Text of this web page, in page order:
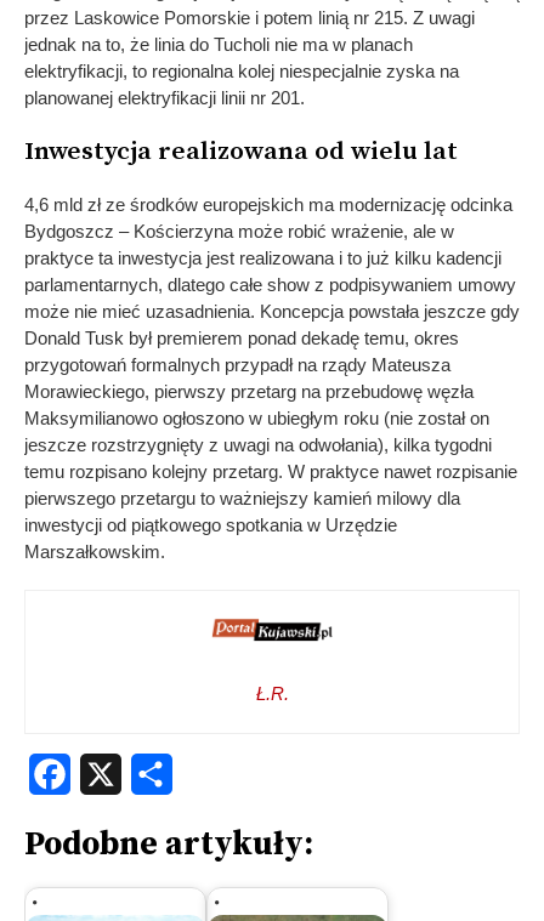
przez Laskowice Pomorskie i potem linią nr 215. Z uwagi
jednak na to, że linia do Tucholi nie ma w planach
elektryfikacji, to regionalna kolej niespecjalnie zyska na
planowanej elektryfikacji linii nr 201.
Inwestycja realizowana od wielu lat
4,6 mld zł ze środków europejskich ma modernizację odcinka
Bydgoszcz – Kościerzyna może robić wrażenie, ale w
praktyce ta inwestycja jest realizowana i to już kilku kadencji
parlamentarnych, dlatego całe show z podpisywaniem umowy
może nie mieć uzasadnienia. Koncepcja powstała jeszcze gdy
Donald Tusk był premierem ponad dekadę temu, okres
przygotowań formalnych przypadł na rządy Mateusza
Morawieckiego, pierwszy przetarg na przebudowę węzła
Maksymilianowo ogłoszono w ubiegłym roku (nie został on
jeszcze rozstrzygnięty z uwagi na odwołania), kilka tygodni
temu rozpisano kolejny przetarg. W praktyce nawet rozpisanie
pierwszego przetargu to ważniejszy kamień milowy dla
inwestycji od piątkowego spotkania w Urzędzie
Marszałkowskim.
Ł.R.
Facebook
Podobne artykuły: